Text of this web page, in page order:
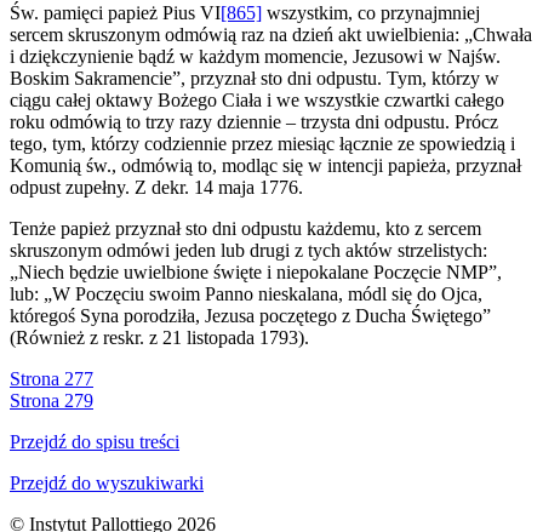
Św. pamięci papież Pius VI[865] wszystkim, co przynajmniej
sercem skruszonym odmówią raz na dzień akt uwielbienia: „Chwała
i dziękczynienie bądź w każdym momencie, Jezusowi w Najśw.
Boskim Sakramencie”, przyznał sto dni odpustu. Tym, którzy w
ciągu całej oktawy Bożego Ciała i we wszystkie czwartki całego
roku odmówią to trzy razy dziennie – trzysta dni odpustu. Prócz
tego, tym, którzy codziennie przez miesiąc łącznie ze spowiedzią i
Komunią św., odmówią to, modląc się w intencji papieża, przyznał
odpust zupełny. Z dekr. 14 maja 1776.
Tenże papież przyznał sto dni odpustu każdemu, kto z sercem
skruszonym odmówi jeden lub drugi z tych aktów strzelistych:
„Niech będzie uwielbione święte i niepokalane Poczęcie NMP”,
lub: „W Poczęciu swoim Panno nieskalana, módl się do Ojca,
któregoś Syna porodziła, Jezusa poczętego z Ducha Świętego”
(Również z reskr. z 21 listopada 1793).
Strona 277
Strona 279
Przejdź do spisu treści
Przejdź do wyszukiwarki
© Instytut Pallottiego 2026